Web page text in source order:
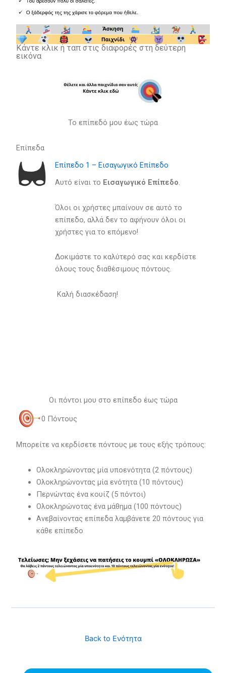
Κάντε κλικ ή ταπ στις διαφορές στη δεύτερη
εικόνα
Το επίπεδό μου έως τώρα
Επίπεδα
Επίπεδο 1 – Εισαγωγικό Επίπεδο
Αυτό είναι το Eισαγωγικό Eπίπεδο.
Όλοι οι χρήστες μπαίνουν σε αυτό το
επίπεδο, αλλά δεν το αφήνουν όλοι οι
χρήστες για το επόμενο!
Δοκιμάστε το καλύτερό σας και κερδίστε
όλους τους διαθέσιμους πόντους.
Καλή διασκέδαση!
Οι πόντοι μου στο επίπεδο έως τώρα
0 Πόντους
Μπορείτε να κερδίσετε πόντους με τους εξής τρόπους:
Ολοκληρώνοντας μία υποενότητα (2 πόντους)
Ολοκληρώνοντας μία ενότητα (10 πόντους)
Περνώντας ένα κουίζ (5 πόντοι)
Ολοκληρώνοτας ένα μάθημα (100 πόντους)
Ανεβαίνοντας επίπεδα λαμβάνετε 20 πόντους για
κάθε επίπεδο
Back to Ενότητα